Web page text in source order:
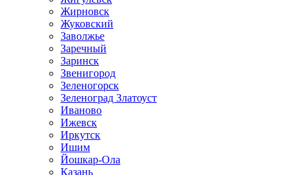
Жирновск
Жуковский
Заволжье
Заречный
Заринск
Звенигород
Зеленогорск
Зеленоград Златоуст
Иваново
Ижевск
Иркутск
Ишим
Йошкар-Ола
Казань